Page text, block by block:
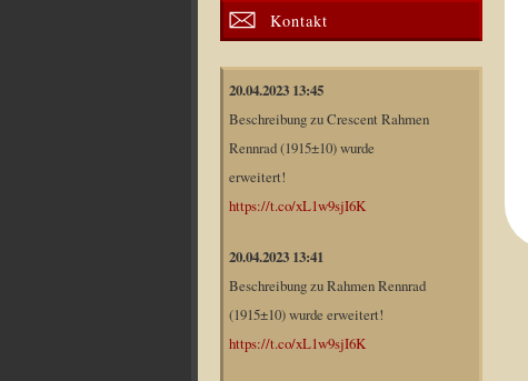
Kontakt
20.04.2023 13:45
Beschreibung zu Crescent Rahmen
Rennrad (1915±10) wurde
erweitert!
https://t.co/xL1w9sjI6K
20.04.2023 13:41
Beschreibung zu Rahmen Rennrad
(1915±10) wurde erweitert!
https://t.co/xL1w9sjI6K